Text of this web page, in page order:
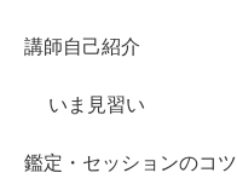
講師自己紹介
いま見習い
鑑定・セッションのコツ